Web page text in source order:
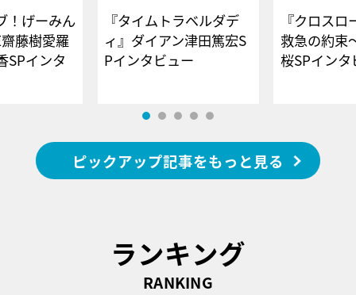
！げーみん
藤樹愛羅
SPインタ
『タイムトラベルダデ
ィ』ダイアン津田篤宏S
Pインタビュー
『クロス
救急の約束
桜SPイ
ピックアップ記事をもっと見る
ランキング
RANKING